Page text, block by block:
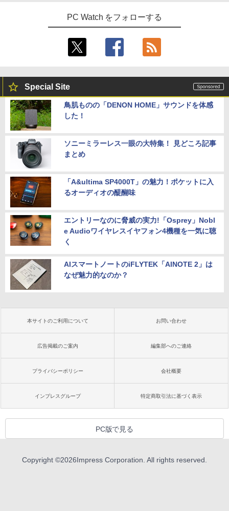
PC Watch をフォローする
Special Site
鳥肌ものの「DENON HOME」サウンドを体感
した！
ソニーミラーレス一眼の大特集！ 見どころ記事
まとめ
「A&ultima SP4000T」の魅力！ポケットに入
るオーディオの醍醐味
エントリーなのに脅威の実力!「Osprey」Nobl
e Audioワイヤレスイヤフォン4機種を一気に聴
く
AIスマートノートのiFLYTEK「AINOTE 2」は
なぜ魅力的なのか？
本サイトのご利用について お問い合わせ
広告掲載のご案内 編集部へのご連絡
プライバシーポリシー 会社概要
インプレスグループ 特定商取引法に基づく表示
PC版で見る
Copyright ©2026Impress Corporation. All rights reserved.